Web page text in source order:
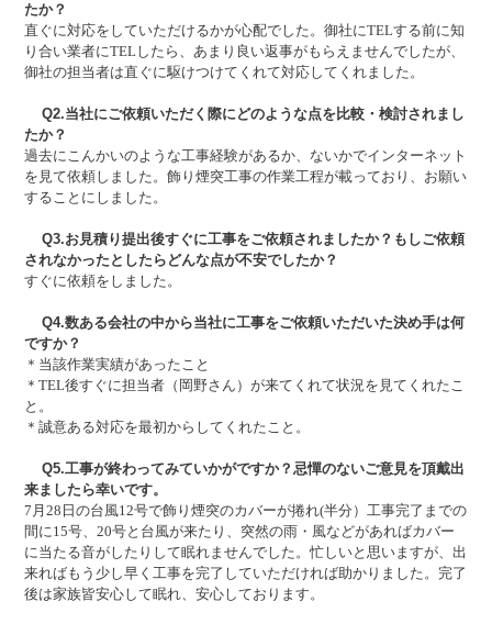
たか？
直ぐに対応をしていただけるかが心配でした。御社にTELする前に知
り合い業者にTELしたら、あまり良い返事がもらえませんでしたが、
御社の担当者は直ぐに駆けつけてくれて対応してくれました。
Q2.当社にご依頼いただく際にどのような点を比較・検討されまし
たか？
過去にこんかいのような工事経験があるか、ないかでインターネット
を見て依頼しました。飾り煙突工事の作業工程が載っており、お願い
することにしました。
Q3.お見積り提出後すぐに工事をご依頼されましたか？もしご依頼
されなかったとしたらどんな点が不安でしたか？
すぐに依頼をしました。
Q4.数ある会社の中から当社に工事をご依頼いただいた決め手は何
ですか？
＊当該作業実績があったこと
＊TEL後すぐに担当者（岡野さん）が来てくれて状況を見てくれたこ
と。
＊誠意ある対応を最初からしてくれたこと。
Q5.工事が終わってみていかがですか？忌憚のないご意見を頂戴出
来ましたら幸いです。
7月28日の台風12号で飾り煙突のカバーが捲れ(半分）工事完了までの
間に15号、20号と台風が来たり、突然の雨・風などがあればカバー
に当たる音がしたりして眠れませんでした。忙しいと思いますが、出
来ればもう少し早く工事を完了していただければ助かりました。完了
後は家族皆安心して眠れ、安心しております。